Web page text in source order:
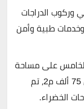
وركوب الدراجات
طبية وأمن
على مساحة
تبلغ نحو 17 فدان، والتي تعادل 75 ألف م2، تم